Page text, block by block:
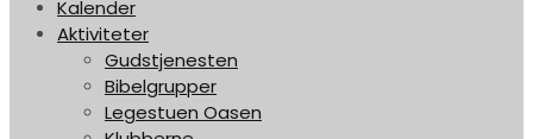
Kalender
Aktiviteter
Gudstjenesten
Bibelgrupper
Legestuen Oasen